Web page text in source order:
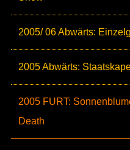
2005/ 06 Abwärts:
2005 Abwärts:
2005 FURT:
Death